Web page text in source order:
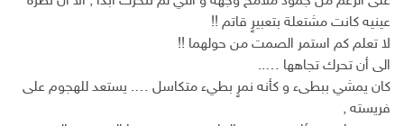
عينيه كانت مشتعلة بتعبيرٍ قاتم !!
لا تعلم كم استمر الصمت من حولهما !!
الى أن تحرك تجاهها …..
كان يمشي ببطىء و كأنه نمرٍ بطيء متكاسل …. يستعد للهجوم على
فريسته ,